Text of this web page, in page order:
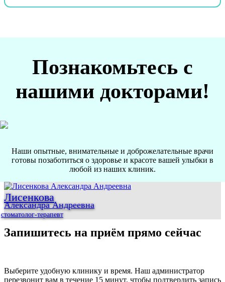
Познакомьтесь с
нашими докторами!
Наши опытные, внимательные и доброжелательные врачи
готовы позаботиться о здоровье и красоте вашей улыбки в
любой из наших клиник.
Лисенкова
Александра Андреевна
стоматолог-терапевт
Запишитесь на приём прямо сейчас
Выберите удобную клинику и время. Наш администратор
перезвонит вам в течение 15 минут, чтобы подтвердить запись